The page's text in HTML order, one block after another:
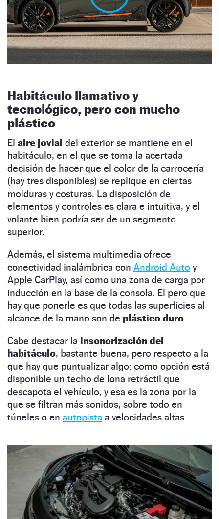
Habitáculo llamativo y
tecnológico, pero con mucho
plástico
El aire jovial del exterior se mantiene en el
habitáculo, en el que se toma la acertada
decisión de hacer que el color de la carrocería
(hay tres disponibles) se replique en ciertas
molduras y costuras. La disposición de
elementos y controles es clara e intuitiva, y el
volante bien podría ser de un segmento
superior.
Además, el sistema multimedia ofrece
conectividad inalámbrica con Android Auto y
Apple CarPlay, así como una zona de carga por
inducción en la base de la consola. El pero que
hay que ponerle es que todas las superficies al
alcance de la mano son de plástico duro.
Cabe destacar la insonorización del
habitáculo, bastante buena, pero respecto a la
que hay que puntualizar algo: como opción está
disponible un techo de lona retráctil que
descapota el vehículo, y esa es la zona por la
que se filtran más sonidos, sobre todo en
túneles o en autopista a velocidades altas.